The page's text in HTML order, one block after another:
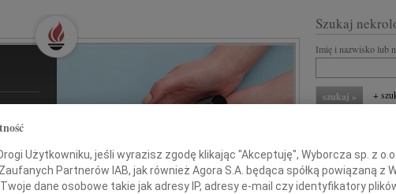
Szukaj
Imię i nazwisko lub
+
REKLAMA
Użytkowniku, jeśli wyrazisz zgodę klikając "Akceptuję", Wyborcza sp. z
] Zaufanych Partnerów IAB, jak również Agora S.A. będąca spółką powiązaną z
dane osobowe takie jak adresy IP, adresy e-mail czy identyfikatory